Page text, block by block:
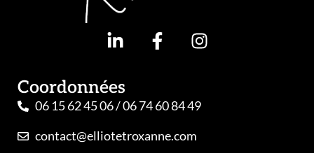
Coordonnées
06 15 62 45 06 / 06 74 60 84 49
contact@elliotetroxanne.com